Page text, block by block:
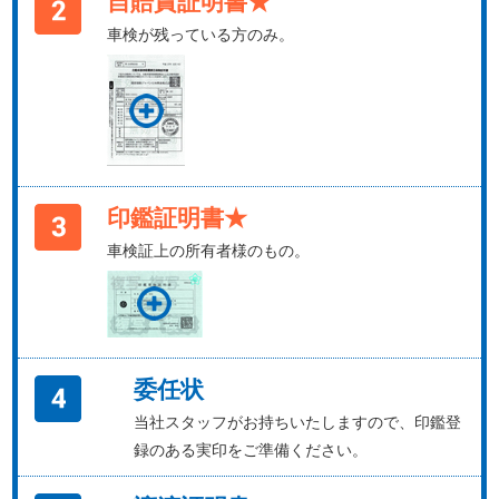
車検が残っている方のみ。
印鑑証明書★
車検証上の所有者様のもの。
委任状
当社スタッフがお持ちいたしますので、印鑑登
録のある実印をご準備ください。